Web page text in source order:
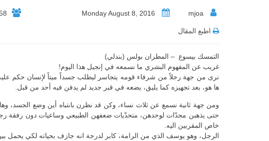
اطبع المقال
التمسك بيسوع – المطران بولس (بندلي)
غريب عن المفهوم البشري ما نسمعه في إنجيل هذا اليوم!
نرى من جهة رجلاً من شرفاء قومه يتجاسر ليطلب جسداً ميتاً لإنسان حكم
ها هو، بعد تجهيزه كما يليق، يضعه في قبر جديد لم يدفن فيه أحد من قبل.
ومن جهة ثانية نسمع عن ثلاث نساء، وكن قد نظرن بانتباه أين وضع الجسد،
حتى يذهبن مجدّات لوحدهن، متحدّيات ضعفهن الطبيعي وساعيات دون رفقة
خاص المقربين اليه.
الرجل، وهو يوسف الذي من الرامة، كابر لدرجة انه جازف بحياته لكي يحمل